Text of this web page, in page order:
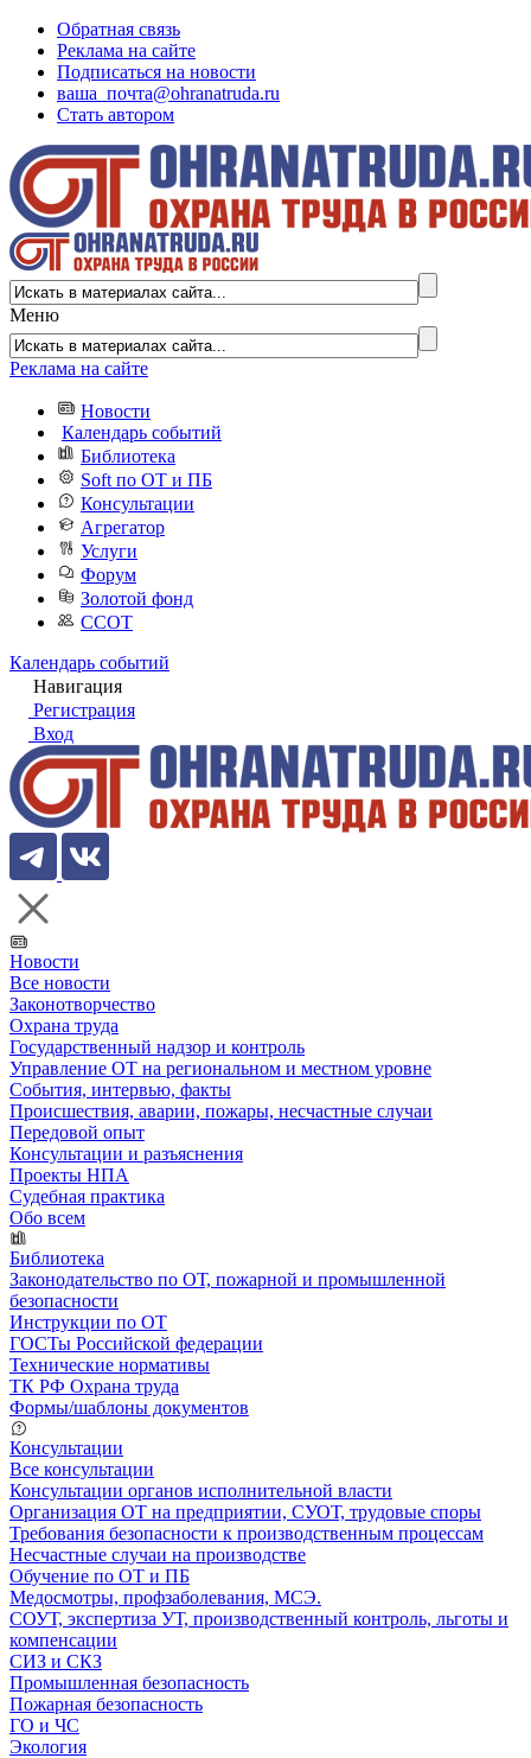
Обратная связь
Реклама на сайте
Подписаться на новости
ваша_почта@ohranatruda.ru
Стать автором
Меню
Реклама на сайте
Новости
Календарь событий
Библиотека
Soft по ОТ и ПБ
Консультации
Агрегатор
Услуги
Форум
Золотой фонд
ССОТ
Календарь событий
Навигация
Регистрация
Вход
Новости
Все новости
Законотворчество
Охрана труда
Государственный надзор и контроль
Управление ОТ на региональном и местном уровне
События, интервью, факты
Происшествия, аварии, пожары, несчастные случаи
Передовой опыт
Консультации и разъяснения
Проекты НПА
Судебная практика
Обо всем
Библиотека
Законодательство по ОТ, пожарной и промышленной
безопасности
Инструкции по ОТ
ГОСТы Российской федерации
Технические нормативы
ТК РФ Охрана труда
Формы/шаблоны документов
Консультации
Все консультации
Консультации органов исполнительной власти
Организация ОТ на предприятии, СУОТ, трудовые споры
Требования безопасности к производственным процессам
Несчастные случаи на производстве
Обучение по ОТ и ПБ
Медосмотры, профзаболевания, МСЭ.
СОУТ, экспертиза УТ, производственный контроль, льготы и
компенсации
СИЗ и СКЗ
Промышленная безопасность
Пожарная безопасность
ГО и ЧС
Экология